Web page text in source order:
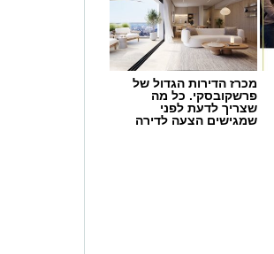
מכרז הדירות הגדול של
פרשקובסקי. כל מה
שצריך לדעת לפני
שמגישים הצעה לדירה